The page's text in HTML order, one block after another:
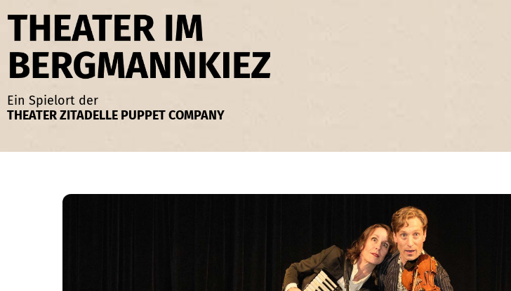
Inhalt
springen
Ein Spielort der
THEATER ZITADELLE PUPPET COMPANY